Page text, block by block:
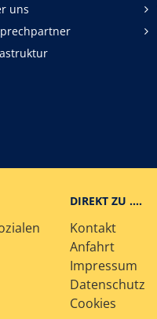
uns
DIREKT ZU ….
Kontakt
Anfahrt
Impressum
Datenschutz
Cookies